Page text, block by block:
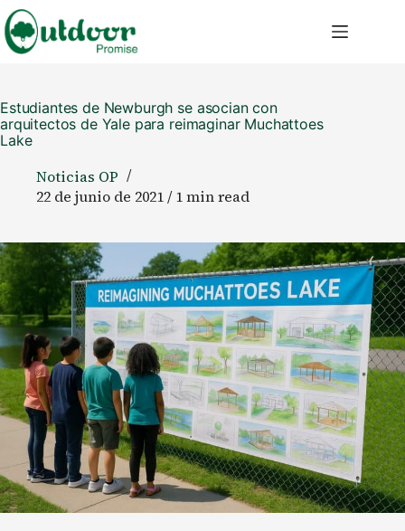
Saltar
al
contenido
Estudiantes de Newburgh se asocian con
arquitectos de Yale para reimaginar Muchattoes
Lake
Noticias OP
22 de junio de 2021 / 1 min read